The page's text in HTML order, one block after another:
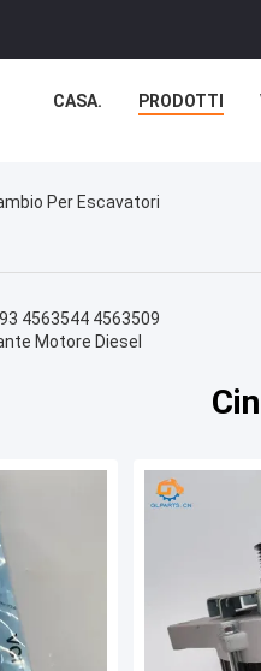
CASA. PRODOTTI
Per Escavatori
4563544 4563509
Motore Diesel